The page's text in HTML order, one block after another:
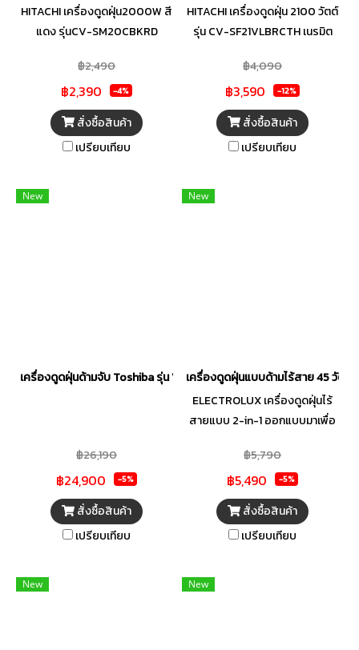
HITACHI เครื่องดูดฝุ่น2000W สี
แดง รุ่นCV-SM20CBKRD
อาชีพ ด้วยเครื่องดูดฝุ่นแบบ
กล่อง จาก HITACHI รุ่น CV-
SM20C ผู้ช่วยที่พร้อมจัดการฝุ่น
ได้อย่างมืออาชีพ ไม่ว่าจะเป็นเศษ
ฝุ่นตามพื้นหรือละอองละเอียดที่
ได้ถึงความผ่อนคลายในทุกจังหวะ
฿2,490
฿2,390 -4%
สั่งซื้อสินค้า
เปรียบเทียบ
HITACHI เครื่องดูดฝุ่น 2100 วัตต์
รุ่น CV-SF21VLBRCTH เนรมิต
กว่าที่เคย ด้วยเครื่องดูดฝุ่นแบบ
กล่อง เปลี่ยนงานบ้านสุดยุ่งยาก
ให้กลายเป็นเรื่องง่ายและรวดเร็ว
พร้อมมอบสัมผัสของอากาศที่
บริสุทธิ์ในทุกครั้งที่ทำความสะอาด
ทุกซอกมุมได้อย่างอิสระ ให้คุณ
฿4,090
฿3,590 -12%
สั่งซื้อสินค้า
เปรียบเทียบ
New
เครื่องดูดฝุ่นด้ามจับ Toshiba รุ่น VC-CL1200FCPT
฿26,190
฿24,900 -5%
สั่งซื้อสินค้า
เปรียบเทียบ
New
เครื่องดูดฝุ่นแบบด้ามไร้สาย 45 วัตต์
ELECTROLUX เครื่องดูดฝุ่นไร้
สายแบบ 2-in-1 ออกแบบมาเพื่อ
และคล่องตัว ใช้งานได้ทั้งแบบด้าม
จับและแบบมือถือ พร้อมระบบ
กรองฝุ่น 4 ขั้นตอนที่ช่วยดักจับฝุ่น
ละเอียด เพื่อสุขอนามัยที่ดีภายใน
บ้าน
฿5,790
฿5,490 -5%
สั่งซื้อสินค้า
เปรียบเทียบ
New New